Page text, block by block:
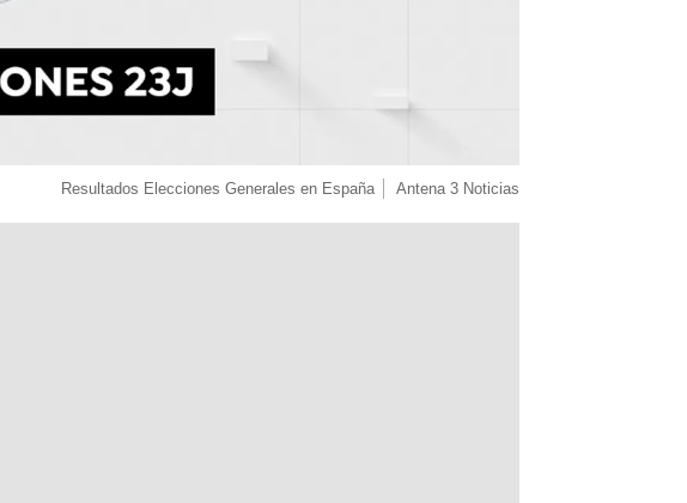
Resultados Elecciones Generales en España Antena 3 Noticias